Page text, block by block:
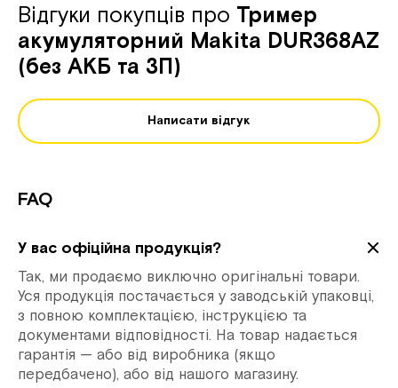
Відгуки покупців про Тример
акумуляторний Makita DUR368AZ
(без АКБ та ЗП)
Написати відгук
FAQ
У вас офіційна продукція?
Так, ми продаємо виключно оригінальні товари.
Уся продукція постачається у заводській упаковці,
з повною комплектацією, інструкцією та
документами відповідності. На товар надається
гарантія — або від виробника (якщо
передбачено), або від нашого магазину.